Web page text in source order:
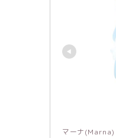
マーナ(Marna)